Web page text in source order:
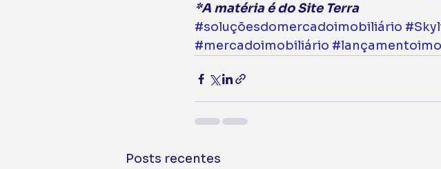
*A matéria é do Site Terra
#soluçõesdomercadoimobiliário
#mercadoimobiliário
Posts recentes